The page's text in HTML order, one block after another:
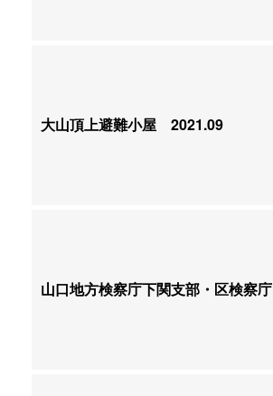
大山頂上避難小屋 2021.09
山口地方検察庁下関支部・区検察庁